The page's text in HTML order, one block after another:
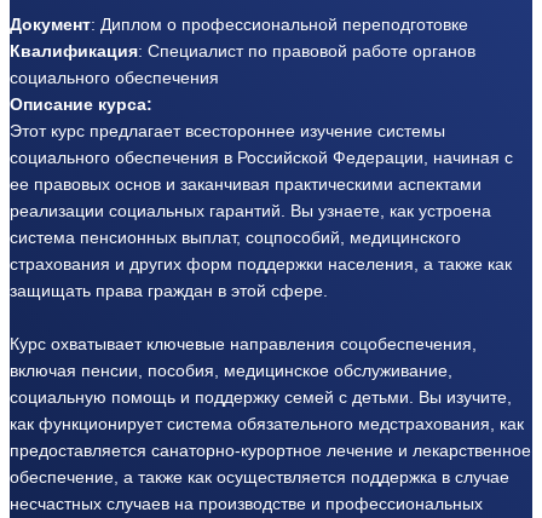
Документ: Диплом о профессиональной переподготовке
Квалификация: Специалист по правовой работе органов
социального обеспечения
Описание курса:
Этот курс предлагает всестороннее изучение системы
социального обеспечения в Российской Федерации, начиная с
ее правовых основ и заканчивая практическими аспектами
реализации социальных гарантий. Вы узнаете, как устроена
система пенсионных выплат, соцпособий, медицинского
страхования и других форм поддержки населения, а также как
защищать права граждан в этой сфере.
Курс охватывает ключевые направления соцобеспечения,
включая пенсии, пособия, медицинское обслуживание,
социальную помощь и поддержку семей с детьми. Вы изучите,
как функционирует система обязательного медстрахования, как
предоставляется санаторно-курортное лечение и лекарственное
обеспечение, а также как осуществляется поддержка в случае
несчастных случаев на производстве и профессиональных